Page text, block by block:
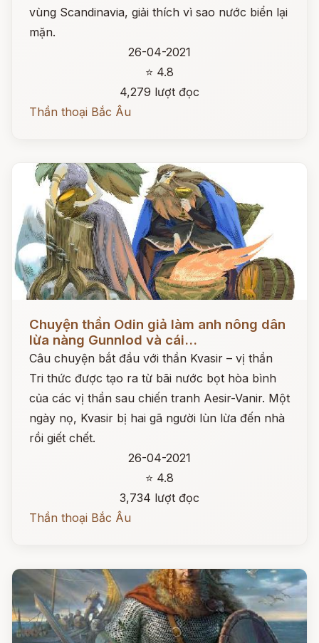
vùng Scandinavia, giải thích vì sao nước biển lại
mặn.
26-04-2021
⭐ 4.8
4,279 lượt đọc
Thần thoại Bắc Âu
Chuyện thần Odin giả làm anh nông dân
lừa nàng Gunnlod và cái...
Câu chuyện bắt đầu với thần Kvasir – vị thần
Tri thức được tạo ra từ bãi nước bọt hòa bình
của các vị thần sau chiến tranh Aesir-Vanir. Một
ngày nọ, Kvasir bị hai gã người lùn lừa đến nhà
rồi giết chết.
26-04-2021
⭐ 4.8
3,734 lượt đọc
Thần thoại Bắc Âu